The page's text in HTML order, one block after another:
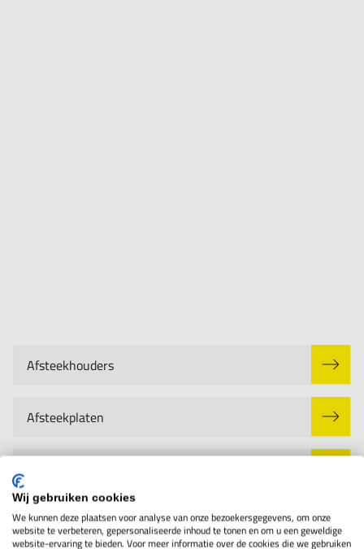
Afsteekhouders
Afsteekplaten
Draaibeitels
Wij gebruiken cookies
We kunnen deze plaatsen voor analyse van onze bezoekersgegevens, om onze
website te verbeteren, gepersonaliseerde inhoud te tonen en om u een geweldige
website-ervaring te bieden. Voor meer informatie over de cookies die we gebruiken